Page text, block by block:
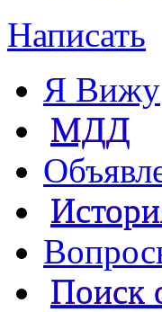
Написать
Я Вижу
МДД
Поиск